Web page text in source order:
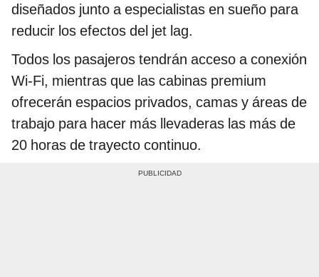
diseñados junto a especialistas en sueño para
reducir los efectos del jet lag.
Todos los pasajeros tendrán acceso a conexión
Wi-Fi, mientras que las cabinas premium
ofrecerán espacios privados, camas y áreas de
trabajo para hacer más llevaderas las más de
20 horas de trayecto continuo.